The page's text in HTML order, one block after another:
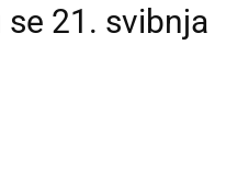
21. svibnja